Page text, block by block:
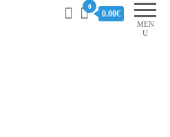
MEN
U
0
0.00€